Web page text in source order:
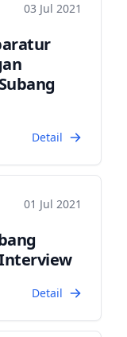
03 Jul 2021
Detail
01 Jul 2021
Interview
Detail